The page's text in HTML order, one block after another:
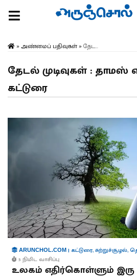
» அண்மைப் பதிவுகள்» தேட...
தேடல் முடிவுகள் : தாமஸ்
கட்டுரை
ARUNCHOL.COM | கட்டுரை,சுற்றுச்சூழல்,
5 நிமிட வாசிப்பு
உலகம் எதிர்கொள்ளும் இரு